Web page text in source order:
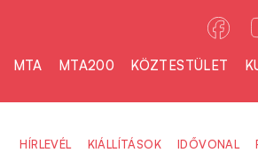
MTA MTA200 KÖZTESTÜLET
HÍRLEVÉL KIÁLLÍTÁSOK IDŐVONAL